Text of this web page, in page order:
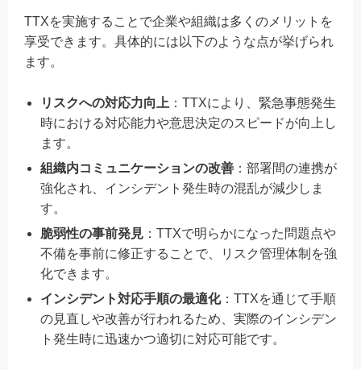
TTXを実施することで企業や組織は多くのメリットを
享受できます。具体的には以下のような点が挙げられ
ます。
リスクへの対応力向上 ：TTXにより、緊急事態発生
時における対応能力や意思決定のスピードが向上し
ます。
組織内コミュニケーションの改善 ：部署間の連携が
強化され、インシデント発生時の混乱が減少しま
す。
脆弱性の事前発見 ：TTXで明らかになった問題点や
不備を事前に修正することで、リスク管理体制を強
化できます。
インシデント対応手順の最適化：TTXを通じて手順
の見直しや改善が行われるため、実際のインシデン
ト発生時に迅速かつ適切に対応可能です。